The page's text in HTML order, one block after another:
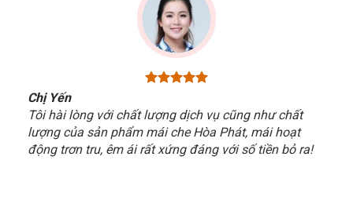
Chị Yến
Tôi hài lòng với chất lượng dịch vụ cũng như chất
lượng của sản phẩm mái che Hòa Phát, mái hoạt
động trơn tru, êm ái rất xứng đáng với số tiền bỏ ra!